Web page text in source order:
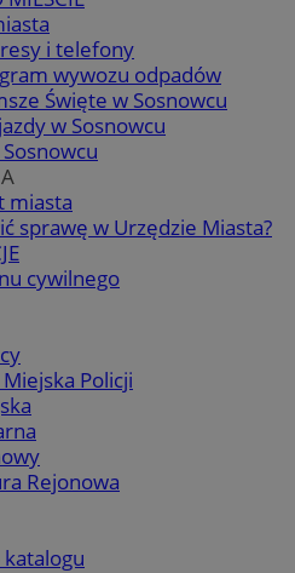
i telefony
wywozu odpadów
Święte w Sosnowcu
w Sosnowcu
miasta
sprawę w Urzędzie Miasta?
cywilnego
Policji
Rejonowa